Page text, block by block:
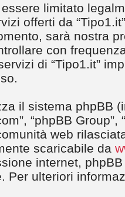
limitato
offerti da
sarà nostra
con
di “Tipo1.it”
il sistema phpBB
“phpBB
web
scaricabile da
internet,
Per ulteriori